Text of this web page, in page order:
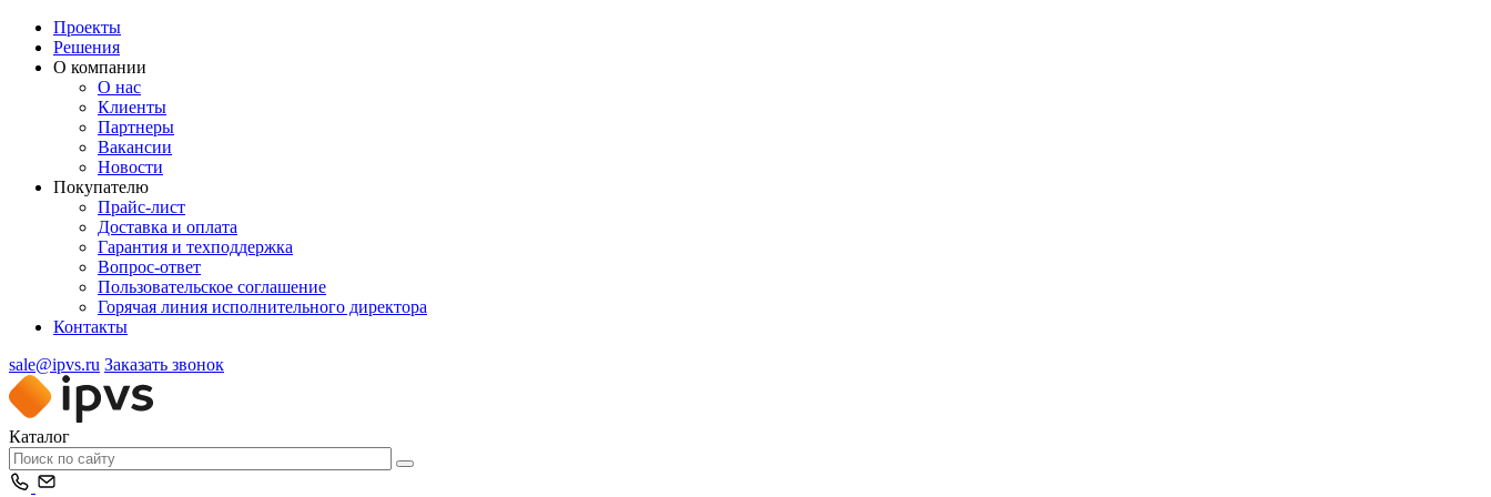
Проекты
Решения
О компании
О нас
Клиенты
Партнеры
Вакансии
Новости
Покупателю
Прайс-лист
Доставка и оплата
Гарантия и техподдержка
Вопрос-ответ
Пользовательское соглашение
Горячая линия исполнительного директора
Контакты
sale@ipvs.ru Заказать звонок
Каталог